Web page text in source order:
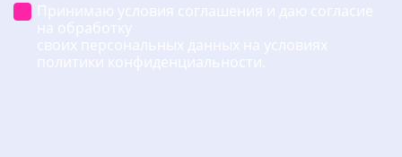
Принимаю условия соглашения и даю согласие
на обработку
своих персональных данных на условиях
политики конфиденциальности.